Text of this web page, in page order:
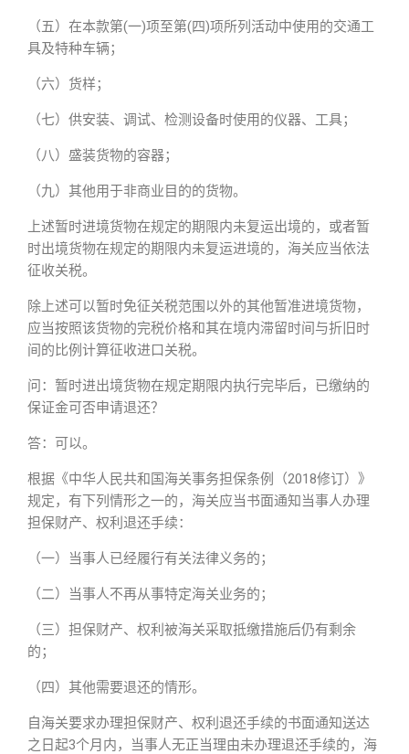
（五）在本款第(一)项至第(四)项所列活动中使用的交通工
具及特种车辆；
（六）货样；
（七）供安装、调试、检测设备时使用的仪器、工具；
（八）盛装货物的容器；
（九）其他用于非商业目的的货物。
上述暂时进境货物在规定的期限内未复运出境的，或者暂
时出境货物在规定的期限内未复运进境的，海关应当依法
征收关税。
除上述可以暂时免征关税范围以外的其他暂准进境货物，
应当按照该货物的完税价格和其在境内滞留时间与折旧时
间的比例计算征收进口关税。
问：暂时进出境货物在规定期限内执行完毕后，已缴纳的
保证金可否申请退还？
答：可以。
根据《中华人民共和国海关事务担保条例（2018修订）》
规定，有下列情形之一的，海关应当书面通知当事人办理
担保财产、权利退还手续：
（一）当事人已经履行有关法律义务的；
（二）当事人不再从事特定海关业务的；
（三）担保财产、权利被海关采取抵缴措施后仍有剩余
的；
（四）其他需要退还的情形。
自海关要求办理担保财产、权利退还手续的书面通知送达
之日起3个月内，当事人无正当理由未办理退还手续的，海